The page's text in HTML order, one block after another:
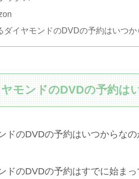
ダイヤモンドのDVDの予約はいつ
モンドのDVDの予約は
ドのDVDの予約はいつからなの
ドのDVDの予約はすでに始まっ